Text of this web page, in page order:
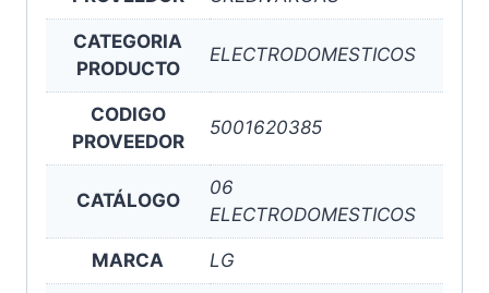
CATEGORIA
PRODUCTO
ELECTRODOMESTICOS
CODIGO
PROVEEDOR
5001620385
CATÁLOGO
06
ELECTRODOMESTICOS
MARCA LG